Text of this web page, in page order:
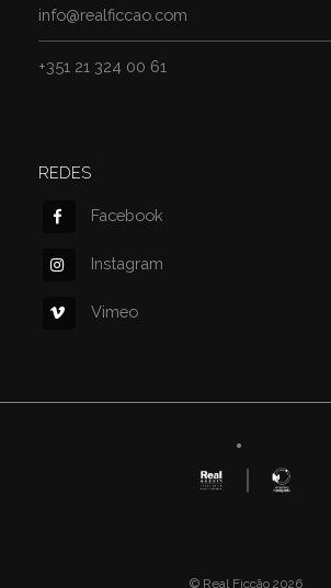
info@realficcao.com
+351 21 324 00 61
REDES
Facebook
Instagram
Vimeo
© Real Ficção 2026